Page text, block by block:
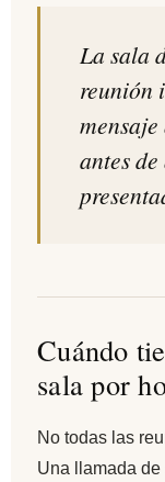
La sala
reunión
antes
Cuándo
sala por
No todas las
Una llamada